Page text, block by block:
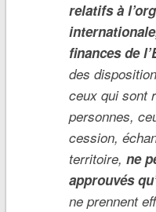
relatifs à
finances de
des
ceux qui sont
personnes,
cession,
territoire, ne
approuvés
ne prennent